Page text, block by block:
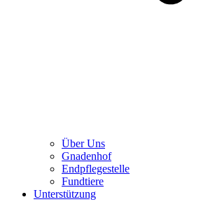
Über Uns
Gnadenhof
Endpflegestelle
Fundtiere
Unterstützung